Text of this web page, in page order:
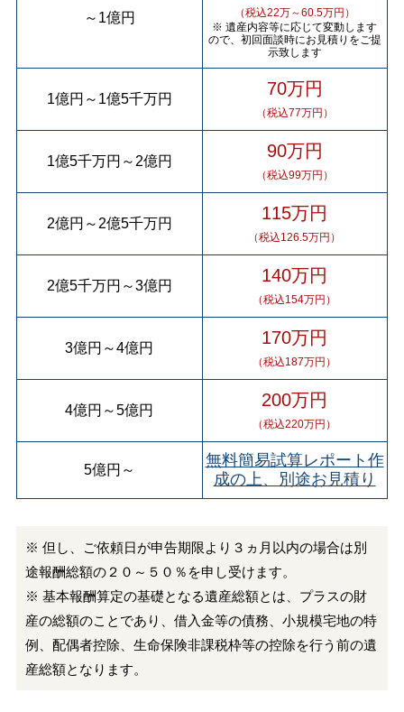
～ 1億円
（税込22万～60.5万円）
※ 遺産内容等に応じて変動します
ので、初回面談時にお見積りをご提
示致します
1億円 ～ 1億5千万円 70万円
（税込77万円）
1億5千万円 ～ 2億円 90万円
（税込99万円）
2億円 ～ 2億5千万円 115万円
（税込126.5万円）
2億5千万円 ～3億円 140万円
（税込154万円）
3億円 ～4億円 170万円
（税込187万円）
4億円 ～5億円 200万円
（税込220万円）
5億円 ～
無料簡易試算レポート作
成の上、別途お見積り
※ 但し、ご依頼日が申告期限より３ヵ月以内の場合は別
途報酬総額の２０～５０％を申し受けます。
※ 基本報酬算定の基礎となる遺産総額とは、プラスの財
産の総額のことであり、借入金等の債務、小規模宅地の特
例、配偶者控除、生命保険非課税枠等の控除を行う前の遺
産総額となります。